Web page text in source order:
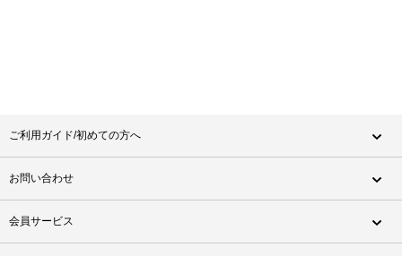
ご利用ガイド/初めての方へ
お問い合わせ
会員サービス